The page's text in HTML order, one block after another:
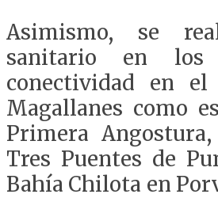
Asimismo, se
sanitario en los
conectividad en el
Magallanes como
Primera
Tres Puentes de
Bahía Chilota en